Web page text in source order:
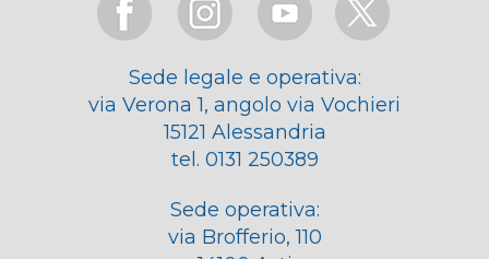
Sede legale e operativa:
via Verona 1, angolo via Vochieri
15121 Alessandria
tel. 0131 250389
Sede operativa:
via Brofferio, 110